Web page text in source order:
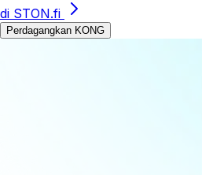
di STON.fi
Perdagangkan KONG